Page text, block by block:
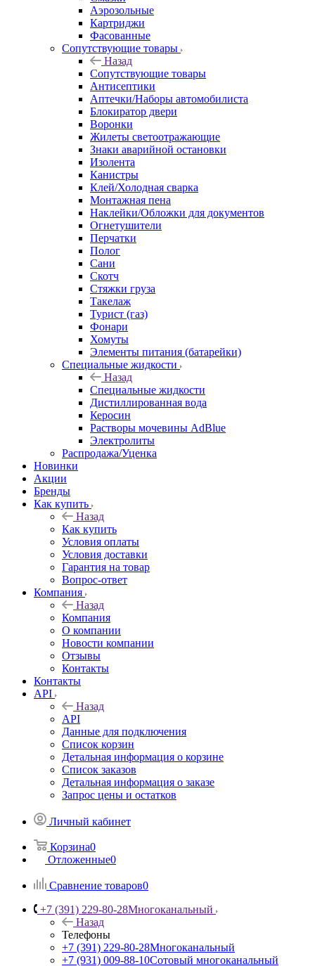
Аэрозольные
Картриджи
Фасованные
Сопутствующие товары
Назад
Сопутствующие товары
Антисептики
Аптечки/Наборы автомобилиста
Блокиратор двери
Воронки
Жилеты светоотражающие
Знаки аварийной остановки
Изолента
Канистры
Клей/Холодная сварка
Монтажная пена
Наклейки/Обложки для документов
Огнетушители
Перчатки
Полог
Сани
Скотч
Стяжки груза
Такелаж
Турист (газ)
Фонари
Хомуты
Элементы питания (батарейки)
Специальные жидкости
Назад
Специальные жидкости
Дистиллированная вода
Керосин
Растворы мочевины AdBlue
Электролиты
Распродажа/Уценка
Новинки
Акции
Бренды
Как купить
Назад
Как купить
Условия оплаты
Условия доставки
Гарантия на товар
Вопрос-ответ
Компания
Назад
Компания
О компании
Новости компании
Отзывы
Контакты
Контакты
API
Назад
API
Данные для подключения
Список корзин
Детальная информация о корзине
Список заказов
Детальная информация о заказе
Запрос цены и остатков
Личный кабинет
Корзина0
Отложенные0
Сравнение товаров0
+7 (391) 229-80-28Многоканальный
Назад
Телефоны
+7 (391) 229-80-28Многоканальный
+7 (931) 009-88-10Сотовый многоканальный